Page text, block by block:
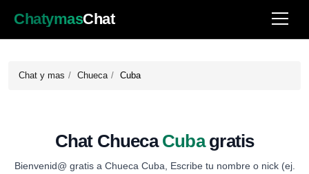
ChatymasChat
Chat y mas Chueca Cuba
Chat ChuecaCubagratis
Bienvenid@ gratis a Chueca Cuba, Escribe tu nombre o nick (ej.